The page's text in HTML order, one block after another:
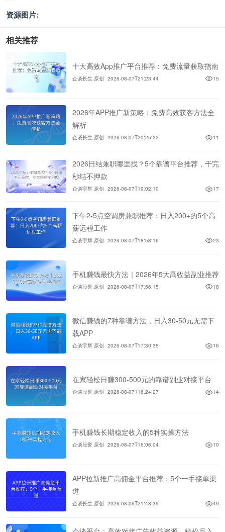
资源图片:
相关推荐
十大高效App推广平台推荐：免费流量获取指南
企谈长生 原创 2026-08-07T21:23:44 15
2026年APP推广新策略：免费高效获客方法全
解析
企谈长生 原创 2026-08-07T20:25:22 11
2026日结兼职哪里找？5个靠谱平台推荐，干完
秒结不押款
企谈宇辉 原创 2026-08-07T19:02:10 17
下午2-5点空调房兼职推荐：日入200+的5个高
薪远程工作
企谈宇辉 原创 2026-08-07T18:58:16 23
手机赚钱最快方法｜2026年5大高收益副业推荐
企谈段誉 原创 2026-08-07T17:56:15 18
微信赚钱的7种靠谱方法，日入30-50元无需下
载APP
企谈宇辉 原创 2026-08-07T17:30:35 16
在家轻松日赚300-500元的靠谱副业对接平台
企谈段誉 原创 2026-08-07T16:24:27 14
手机赚钱长期稳定收入的5种实操方法
企谈段誉 原创 2026-08-07T16:06:04 10
APP拉新推广高佣金平台推荐：5个一手接单渠
道
企谈长生 原创 2026-08-06T21:48:39 49